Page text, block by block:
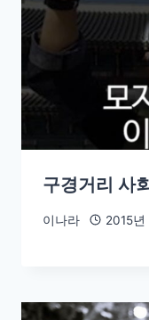
구경거리 사
이나라 2015년